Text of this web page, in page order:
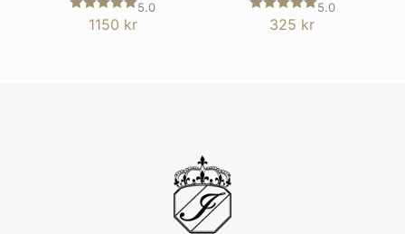
Betygsatt
5
5.0
1150 kr
Betygsatt
5
5.0
325 kr